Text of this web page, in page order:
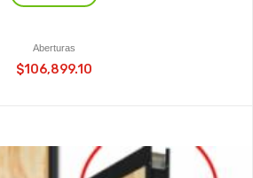
Aberturas
$106,899.10